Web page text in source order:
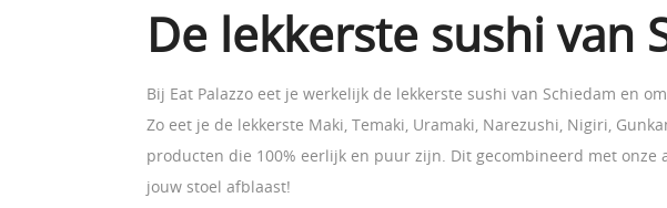
De lekkerste sushi van
Bij Eat Palazzo eet je werkelijk de lekkerste sushi van Schiedam en
Zo eet je de lekkerste Maki, Temaki, Uramaki, Narezushi, Nigiri,
producten die 100% eerlijk en puur zijn. Dit gecombineerd met
jouw stoel afblaast!